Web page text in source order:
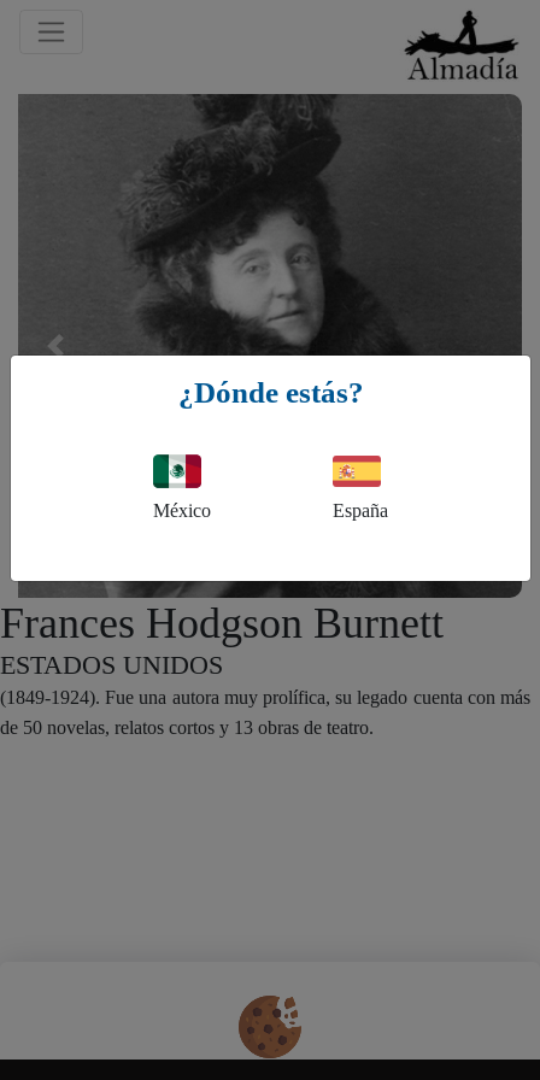
Previous
Frances Hodgson Burnett
ESTADOS UNIDOS
(1849-1924). Fue una autora muy prolífica, su legado cuenta con más
de 50 novelas, relatos cortos y 13 obras de teatro.
¿Dónde estás?
México España